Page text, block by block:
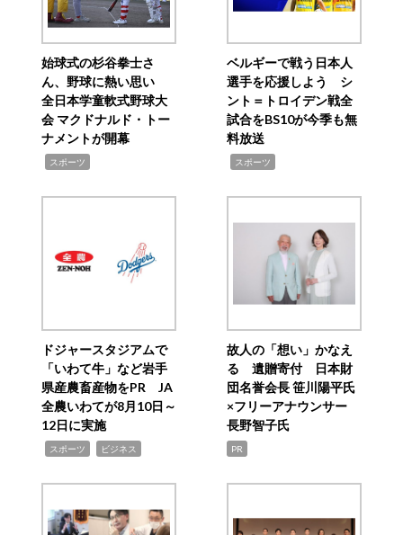
始球式の杉谷拳士さ
ん、野球に熱い思い
全日本学童軟式野球大
会 マクドナルド・トー
ナメントが開幕
スポーツ
ベルギーで戦う日本人
選手を応援しよう シ
ント＝トロイデン戦全
試合をBS10が今季も無
料放送
スポーツ
ドジャースタジアムで
「いわて牛」など岩手
県産農畜産物をPR JA
全農いわてが8月10日～
12日に実施
スポーツ ビジネス
故人の「想い」かなえ
る 遺贈寄付 日本財
団名誉会長 笹川陽平氏
×フリーアナウンサー
長野智子氏
PR